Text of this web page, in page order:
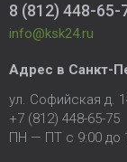
8 (812) 448-65-
info@ksk24.ru
Адрес в Санкт-
ул. Софийская д.
+7 (812) 448-65-75
ПН — ПТ с 9:00 до